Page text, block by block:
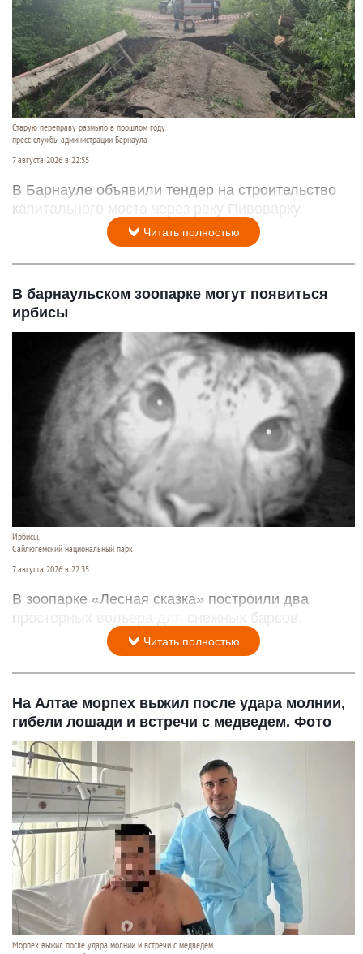
Старую переправу размыло в прошлом году
пресс-службы администрации Барнаула
7 августа 2026 в 22:55
В Барнауле объявили тендер на строительство
капитального моста через реку Пивоварку.
Читать полностью
В барнаульском зоопарке могут появиться
ирбисы
Ирбисы.
Сайлюгемский национальный парк
7 августа 2026 в 22:35
В зоопарке «Лесная сказка» построили два
просторных вольера для снежных барсов.
Читать полностью
На Алтае морпех выжил после удара молнии,
гибели лошади и встречи с медведем. Фото
Морпех выжил после удара молнии и встречи с медведем